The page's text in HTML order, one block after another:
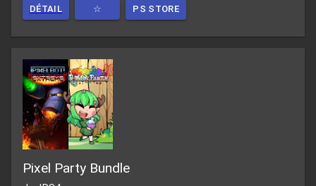
DÉTAIL ☆ PS STORE
Pixel Party Bundle